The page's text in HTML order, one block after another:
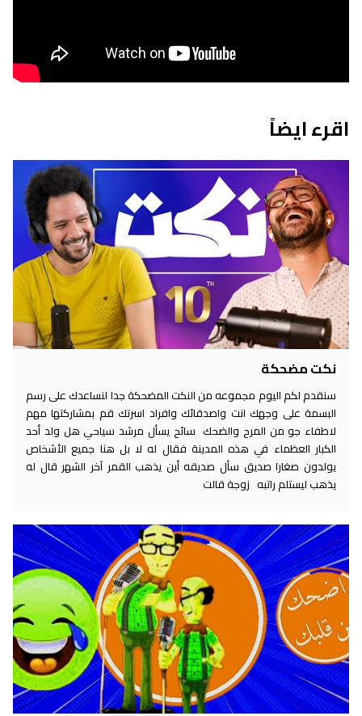
اقرء ايضاً
نكت مضحكة
سنقدم لكم اليوم مجموعه من النكت المضحكة جدا لنساعدك على رسم
البسمة على وجهك انت واصدقائك وافراد اسرتك قم بمشاركتها مهم
لاطفاء جو من المرح والضحك سائح يسأل مرشد سياحي هل ولد أحد
الكبار العظماء في هذه المدينة فقال له لا بل هنا جميع الأشخاص
يولدون صغارا صديق سأل صديقه أين يذهب القمر آخر الشهر قال له
يذهب ليستلم راتبه زوجة قالت